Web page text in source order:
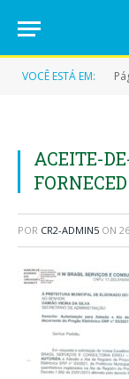
VOCÊ ESTÁ EM:
ACEITE-
POR CR2-ADMIN5 ON